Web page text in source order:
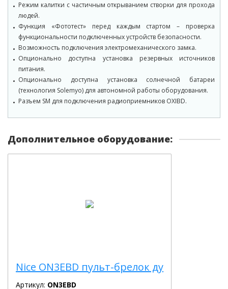
Режим калитки с частичным открыванием створки для прохода
людей.
Функция «Фототест» перед каждым стартом – проверка
функциональности подключенных устройств безопасности.
Возможность подключения электромеханического замка.
Опционально доступна установка резервных источников
питания.
Опционально доступна установка солнечной батареи
(технология Solemyo) для автономной работы оборудования.
Разъем SM для подключения радиоприемников OXIBD.
Дополнительное оборудование:
Nice ON3EBD пульт-брелок ду
Артикул: ON3EBD